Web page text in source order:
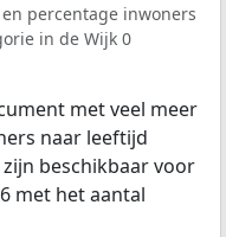
percentage inwoners
in de Wijk 0
met veel meer
naar leeftijd
beschikbaar voor
met het aantal